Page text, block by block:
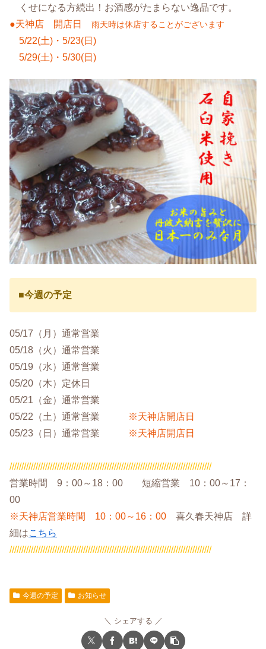
くせになる方続出！お酒感がたまらない逸品です。
●天神店 開店日 雨天時は休店することがございます
5/22(土)・5/23(日)
5/29(土)・5/30(日)
■今週の予定
05/17（月）通常営業
05/18（火）通常営業
05/19（水）通常営業
05/20（木）定休日
05/21（金）通常営業
05/22（土）通常営業
※天神店開店日
05/23（日）通常営業
※天神店開店日
/////////////////////////////////////////////////////////////////////////////////////
営業時間 9：00～18：00 短縮営業 10：00～17：
00
※天神店営業時間 10：00～16：00 喜久春天神店 詳
細はこちら
/////////////////////////////////////////////////////////////////////////////////////
今週の予定 お知らせ
シェアする